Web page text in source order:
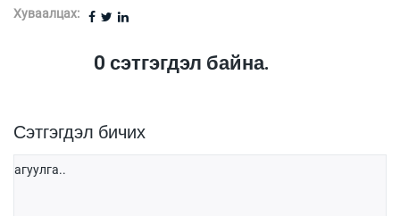
Хуваалцах:
0сэтгэгдэл байна.
Сэтгэгдэл бичих